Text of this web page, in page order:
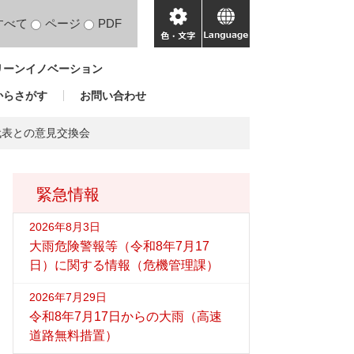
べて ページ PDF
色・
文
language
ンイノベーション
らさがす お問い合わせ
との意見交換会
緊急情報
2026年8月3日
大雨危険警報等（令和8年7月17
日）に関する情報（危機管理課）
2026年7月29日
令和8年7月17日からの大雨（高速
道路無料措置）